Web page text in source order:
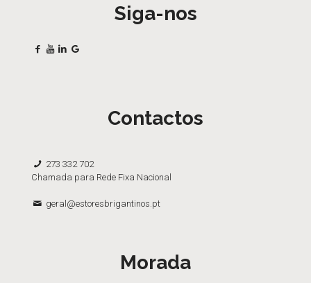
Siga-nos
Contactos
273 332 702
Chamada para Rede Fixa Nacional
geral@estoresbrigantinos.pt
Morada